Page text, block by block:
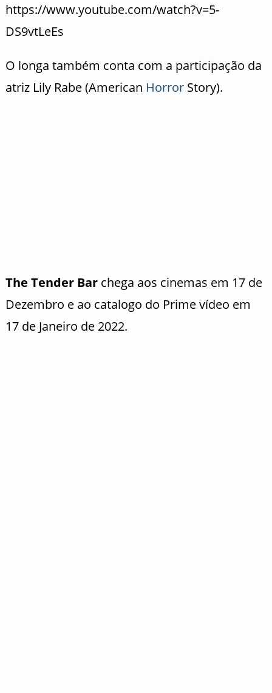
https://www.youtube.com/watch?v=5-
DS9vtLeEs
O longa também conta com a participação da
atriz Lily Rabe (American HorrorStory).
The Tender Barchega aos cinemas em 17 de
Dezembro e ao catalogo do Prime vídeo em
17 de Janeiro de 2022.